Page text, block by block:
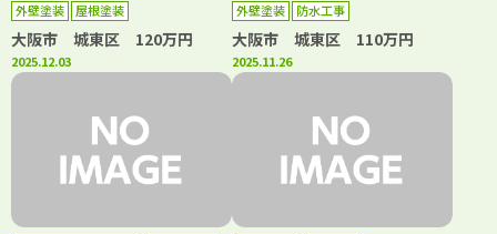
外壁塗装 屋根塗装
大阪市 城東区 120万円
2025.12.03
外壁塗装 防水工事
大阪市 城東区 110万円
2025.11.26